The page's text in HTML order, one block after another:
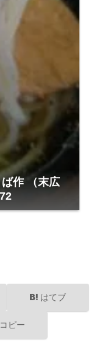
作 （末広
はてブ
コピー